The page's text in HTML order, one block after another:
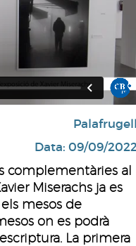
Data: 09/09/
complementàries al
Miserachs ja es
mesos de
on es podrà
La primera